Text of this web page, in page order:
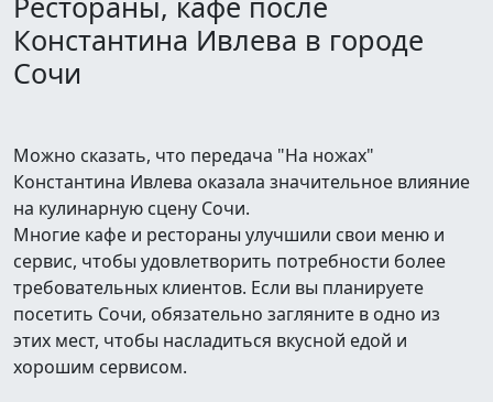
Константина Ивлева в городе
Сочи
Можно сказать, что передача "На ножах"
Константина Ивлева оказала значительное влияние
на кулинарную сцену Сочи.
Многие кафе и рестораны улучшили свои меню и
сервис, чтобы удовлетворить потребности более
требовательных клиентов. Если вы планируете
посетить Сочи, обязательно загляните в одно из
этих мест, чтобы насладиться вкусной едой и
хорошим сервисом.